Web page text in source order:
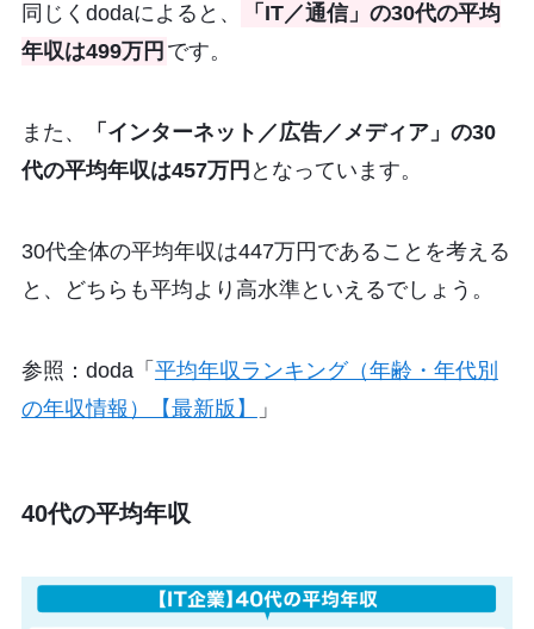
同じくdodaによると、
「IT／通信」の30代の平均
年収は499万円 です。
また、
「インターネット／広告／メディア」の30
代の平均年収は457万円 となっています。
30代全体の平均年収は447万円であることを考える
と、どちらも平均より高水準といえるでしょう。
参照：doda「 平均年収ランキング（年齢・年代別
の年収情報）【最新版】
」
40代の平均年収